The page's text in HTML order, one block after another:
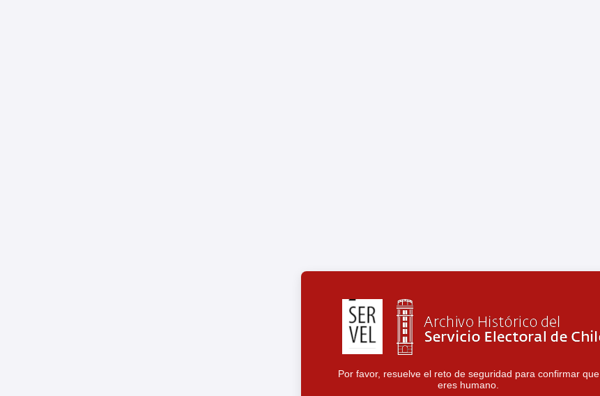
Por favor, resuelve el reto de seguridad para confirmar que
eres humano.